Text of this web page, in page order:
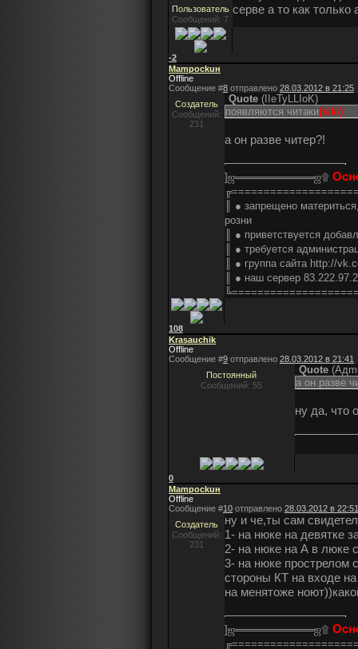
Пользователь
Сообщений: 7
серве а то как
-2
Mampockuн
Offline
Сообщение #8 отправлено 28.03.2012 в 21:25
Создатель
Сообщений:
231
Quote ( IIeTyLLIoK)
появляются читаки(kiki)
а он разве читер?!
]ஜ═══════════ஜ۩
║ ● запрещено
розни
║ ● приветствуется
║ ● требуется
║ ● группа сайта http://
║ ● наш сервер
108
Krasauchik
Offline
Сообщение #9 отправлено 28.03.2012 в 21:41
Постоянный
Сообщений: 55
Quote (
а он разве
ну да, что
0
Mampockuн
Offline
Сообщение #10 отправлено 28.03.2012 в 22:51
Создатель
Сообщений:
231
ну и че,ты сам
1- на нюке на девятке
2- на нюке на А в люке
3- на нюке прострелом
стороны КТ на входе
на менятоже
]ஜ═══════════ஜ۩